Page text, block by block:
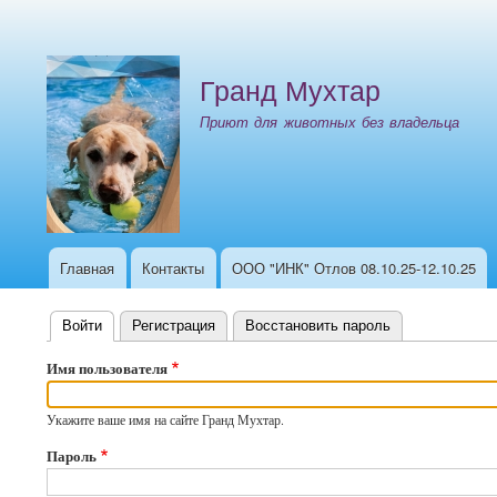
учётной
записи
пользователя
Гранд Мухтар
Приют для животных без владельца
Основная
Главная Контакты ООО "ИНК" Отлов 08.10.25-12.10.25
Главные
вкладки
Войти (активная вкладка)
Регистрация Восстановить пароль
Имя пользователя
Укажите ваше имя на сайте Гранд Мухтар.
Пароль